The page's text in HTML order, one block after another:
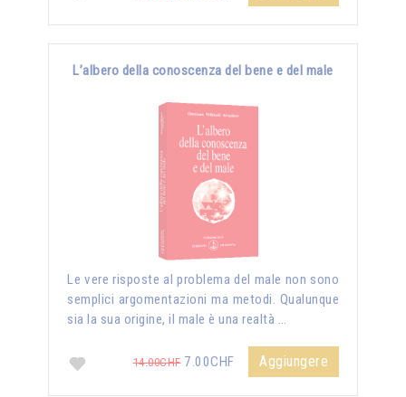
L’albero della conoscenza del bene e del male
Le vere risposte al problema del male non sono
semplici argomentazioni ma metodi. Qualunque
sia la sua origine, il male è una realtà …
14.00CHF7.00CHF Aggiungere